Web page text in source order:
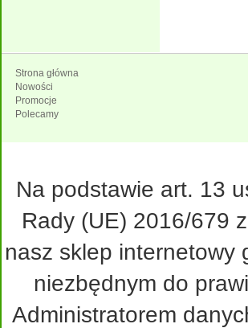
Strona główna
Nowości
Promocje
Polecamy
Na podstawie art. 13
Rady (UE) 2016/679
nasz sklep internetowy
niezbędnym do
Administratorem